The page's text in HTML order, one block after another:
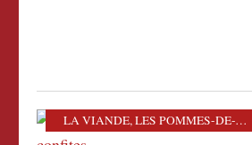
LA VIANDE,LES POMMES-DE-TERRE